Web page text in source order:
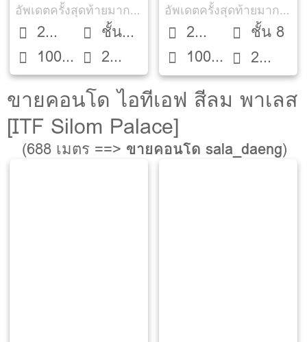
Residdence]
อัพเดตครั้งสุดท้ายมากกว่า 30 วัน
2
Beds100
ตรม.
ชั้น
12 2
ห้องน้ำ
Residdence]
อัพเดตครั้งสุดท้ายมากกว่า 30 วัน
2
Beds100
ตรม.
ชั้น 8
2
ห้องน้ำ
ขายคอนโด ไอทีเอฟ สีลม พาเลส
[ITF Silom Palace]
(688 เมตร ==> ขายคอนโด sala_daeng)